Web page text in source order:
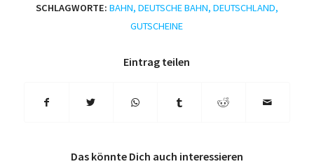
SCHLAGWORTE: BAHN, DEUTSCHE BAHN, DEUTSCHLAND,
GUTSCHEINE
Eintrag teilen
Das könnte Dich auch interessieren